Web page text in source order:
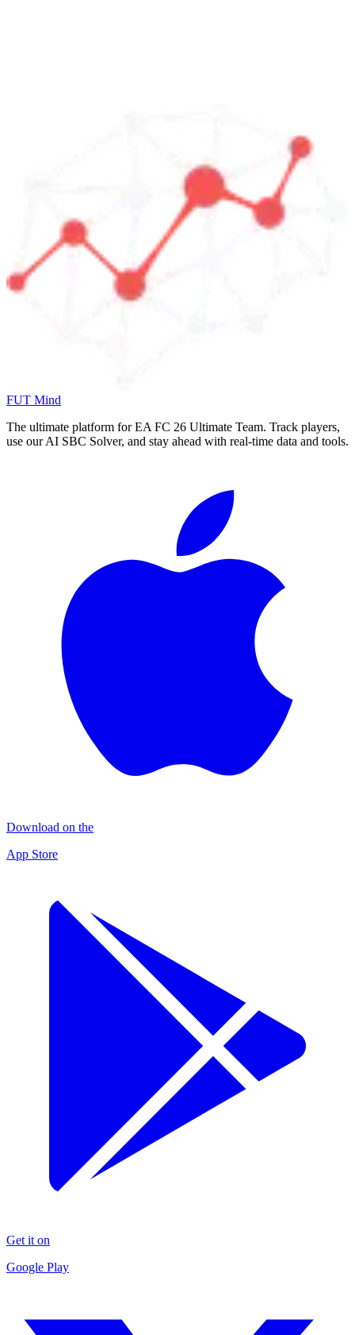
FUT Mind
The ultimate platform for EA FC 26 Ultimate Team. Track players,
use our AI SBC Solver, and stay ahead with real-time data and tools.
Download on the
App Store
Get it on
Google Play